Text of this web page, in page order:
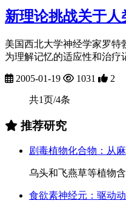
新理论挑战关于
美国西北大学神经学家罗
为理解记忆的适应性和治疗
2005-01-19 1031 2
共1页/4条
推荐研究
剧毒植物化合物：从
乌头和飞燕草等植物
食欲素神经元：驱动